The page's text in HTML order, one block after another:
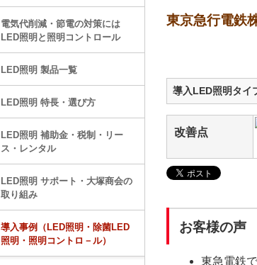
東京急行電鉄
導入LED照明タイ
改善点
お客様の声
東急電鉄
電気代削減・節電の対策には
LED照明と照明コントロール
LED照明 製品一覧
LED照明 特長・選び方
LED照明 補助金・税制・リー
ス・レンタル
LED照明 サポート・大塚商会の
取り組み
導入事例（LED照明・除菌LED
照明・照明コントロ－ル）